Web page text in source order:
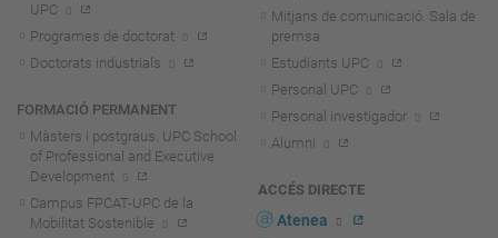
UPC
Programes de doctorat
Doctorats industrials
FORMACIÓ PERMANENT
Màsters i postgraus. UPC School
of Professional and Executive
Development
Campus FPCAT-UPC de la
Mobilitat Sostenible
Mitjans de comunicació. Sala de
premsa
Estudiants UPC
Personal UPC
Personal investigador
Alumni
ACCÉS DIRECTE
Atenea